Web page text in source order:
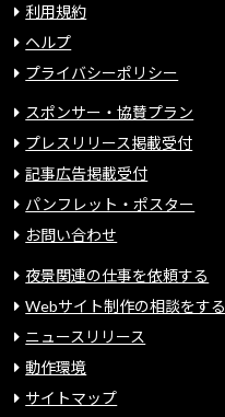
利用規約
ヘルプ
プライバシーポリシー
スポンサー・協賛プラン
プレスリリース掲載受付
記事広告掲載受付
パンフレット・ポスター
お問い合わせ
夜景関連の仕事を依頼する
Webサイト制作の相談をする
ニュースリリース
動作環境
サイトマップ